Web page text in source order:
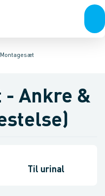
KlimaKøl
Skruer
Montagesæt
gips
Ankre &
Til urinal